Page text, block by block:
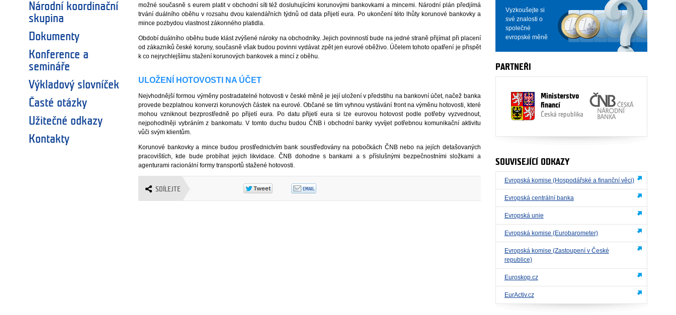
Národní koordinační
skupina
Dokumenty
Konference a
semináře
Výkladový slovníček
Časté otázky
Užitečné odkazy
Kontakty
možné současně s eurem platit v obchodní síti též dosluhujícími korunovými bankovkami a mincemi. Národní plán předjímá
trvání duálního oběhu v rozsahu dvou kalendářních týdnů od data přijetí eura. Po ukončení této lhůty korunové bankovky a
mince pozbydou vlastnost zákonného platidla.
Období duálního oběhu bude klást zvýšené nároky na obchodníky. Jejich povinností bude na jedné straně přijímat při placení
od zákazníků české koruny, současně však budou povinni vydávat zpět jen eurové oběživo. Účelem tohoto opatření je přispět
k co nejrychlejšímu stažení korunových bankovek a mincí z oběhu.
ULOŽENÍ HOTOVOSTI NA ÚČET
Nejvhodnější formou výměny postradatelné hotovosti v české měně je její uložení v předstihu na bankovní účet, načež banka
provede bezplatnou konverzi korunových částek na eurové. Občané se tím vyhnou vystávání front na výměnu hotovosti, které
mohou vzniknout bezprostředně po přijetí eura. Po datu přijetí eura si lze eurovou hotovost podle potřeby vyzvednout,
nejpohodlněji vybráním z bankomatu. V tomto duchu budou ČNB i obchodní banky vyvíjet potřebnou komunikační aktivitu
vůči svým klientům.
Korunové bankovky a mince budou prostřednictvím bank soustřeďovány na pobočkách ČNB nebo na jejích detašovaných
pracovištích, kde bude probíhat jejich likvidace. ČNB dohodne s bankami a s příslušnými bezpečnostními složkami a
agenturami racionální formy transportů stažené hotovosti.
SDÍLEJTE
Vyzkoušejte si
své znalosti o
společné
evropské měně
PARTNEŘI
Ministerstvo
financí
Česká republika
SOUVISEJÍCÍ ODKAZY
Evropská komise (Hospodářské a finanční věci)
Evropská centrální banka
Evropská unie
Evropská komise (Eurobarometer)
Evropská komise (Zastoupení v České
republice)
Euroskop.cz
EurActiv.cz